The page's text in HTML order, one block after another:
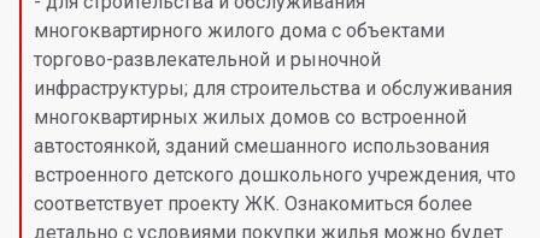
многоквартирного жилого дома с объектами
торгово-развлекательной и рыночной
инфраструктуры; для строительства и обслуживания
многоквартирных жилых домов со встроенной
автостоянкой, зданий смешанного использования
встроенного детского дошкольного учреждения, что
соответствует проекту ЖК. Ознакомиться более
детально с условиями покупки жилья можно будет